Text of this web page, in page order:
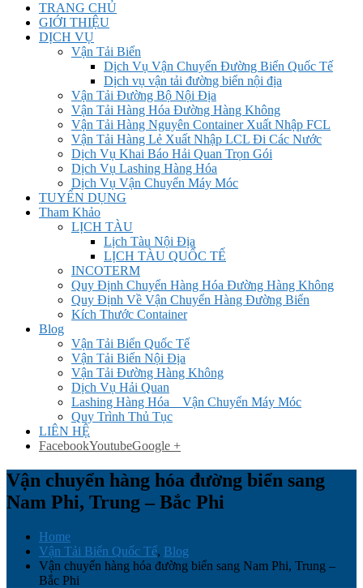
TRANG CHỦ
GIỚI THIỆU
DỊCH VỤ
Vận Tải Biển
Dịch Vụ Vận Chuyển Đường Biển Quốc Tế
Dịch vụ vận tải đường biển nội địa
Vận Tải Đường Bộ Nội Địa
Vận Tải Hàng Hóa Đường Hàng Không
Vận Tải Hàng Nguyên Container Xuất Nhập FCL
Vận Tải Hàng Lẻ Xuất Nhập LCL Đi Các Nước
Dịch Vụ Khai Báo Hải Quan Trọn Gói
Dịch Vụ Lashing Hàng Hóa
Dịch Vụ Vận Chuyển Máy Móc
TUYỂN DỤNG
Tham Khảo
LỊCH TÀU
Lịch Tàu Nội Địa
LỊCH TÀU QUỐC TẾ
INCOTERM
Quy Định Chuyển Hàng Hóa Đường Hàng Không
Quy Định Về Vận Chuyển Hàng Đường Biển
Kích Thước Container
Blog
Vận Tải Biển Quốc Tế
Vận Tải Biển Nội Địa
Vận Tải Đường Hàng Không
Dịch Vụ Hải Quan
Lashing Hàng Hóa _ Vận Chuyển Máy Móc
Quy Trình Thủ Tục
LIÊN HỆ
FacebookYoutubeGoogle +
Vận chuyển hàng hóa đường biển sang
Nam Phi, Trung – Bắc Phi
Home
Vận Tải Biển Quốc Tế, Blog
Vận chuyển hàng hóa đường biển sang Nam Phi, Trung –
Bắc Phi